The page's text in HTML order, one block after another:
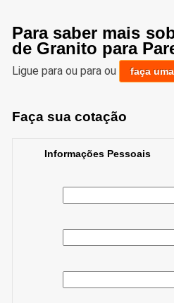
Para saber mais
de Granito para
Ligue paraou paraou faça
Faça sua cotação
Informações Pessoais